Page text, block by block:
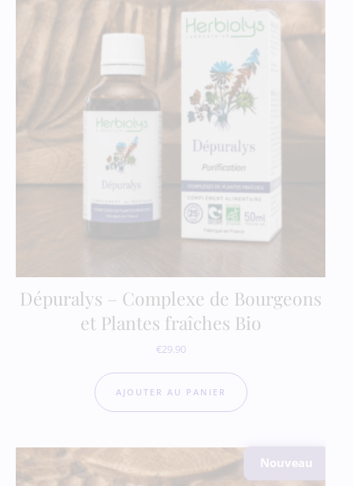
Dépuralys – Complexe de Bourgeons
et Plantes fraîches Bio
€29.90
AJOUTER AU PANIER
Nouveau